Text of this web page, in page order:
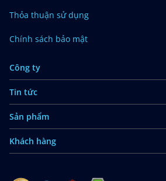
Thỏa thuận sử dụng
Chính sách bảo mật
Công ty
Tin tức
Sản phẩm
Khách hàng